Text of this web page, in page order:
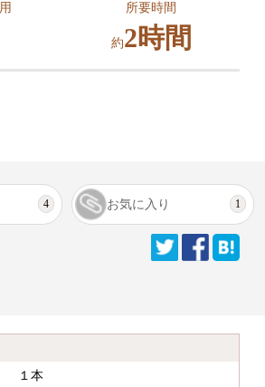
所要時間
約2時間
4 お気に入り 1
１本